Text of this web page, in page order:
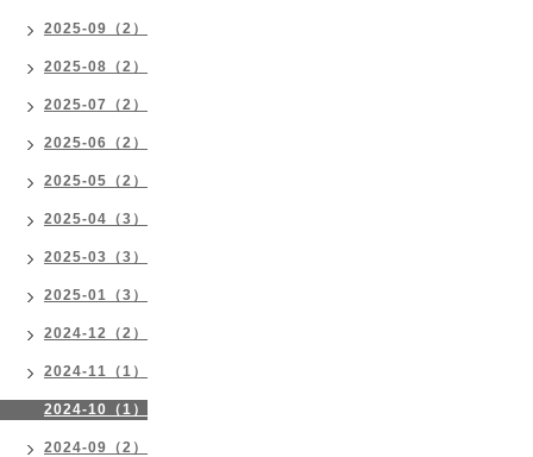
2025-09（2）
2025-08（2）
2025-07（2）
2025-06（2）
2025-05（2）
2025-04（3）
2025-03（3）
2025-01（3）
2024-12（2）
2024-11（1）
2024-10（1）
2024-09（2）